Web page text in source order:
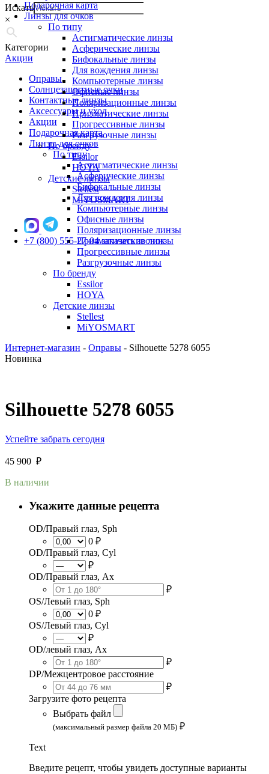
Искать
×
Категории
Акции
Оправы
Солнцезащитные очки
Контактные линзы
Аксессуары и уход
Акции
Подарочная карта
Линзы для очков
По типу
Астигматические линзы
Асферические линзы
Бифокальные линзы
Для вождения линзы
Компьютерные линзы
Офисные линзы
Поляризационные линзы
Призматические линзы
Прогрессивные линзы
Разгрузочные линзы
По бренду
Essilor
HOYA
Детские линзы
Stellest
MiYOSMART
Подарочная карта
Линзы для очков
По типу
Астигматические линзы
Асферические линзы
Бифокальные линзы
Для вождения линзы
Компьютерные линзы
Офисные линзы
Поляризационные линзы
Призматические линзы
Прогрессивные линзы
Разгрузочные линзы
По бренду
Essilor
HOYA
Детские линзы
Stellest
MiYOSMART
+7 (800) 555-27-04 заказать звонок
Интернет-магазин - Оправы - Silhouette 5278 6055
Новинка
Silhouette 5278 6055
Успейте забрать сегодня
45 900 ₽
В наличии
Укажите данные рецепта
OD/Правый глаз, Sph
0 ₽
OD/Правый глаз, Cyl
₽
OD/Правый глаз, Ax
₽
OS/Левый глаз, Sph
0 ₽
OS/Левый глаз, Cyl
₽
OD/левый глаз, Ax
₽
DP/Межцентровое расстояние
₽
Загрузите фото рецепта
Выбрать файл
(максимальный размер файла 20 МБ) ₽
Text
Введите рецепт, чтобы увидеть доступные варианты